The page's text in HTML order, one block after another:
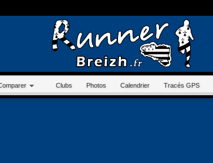
Clubs Photos Calendrier Tracés GPS